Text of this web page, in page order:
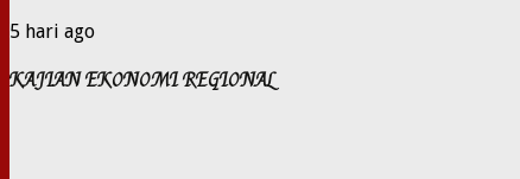
5 hari ago
KAJIAN EKONOMI REGIONAL